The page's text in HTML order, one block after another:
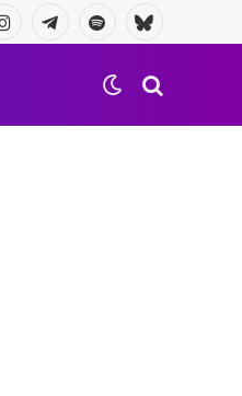
InstagramTelegramaSpotifyBluesky